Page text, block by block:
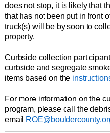
does not stop, it is likely that
that has not been put in front
truck(s) will be by soon to
property.
Curbside collection
curbside and segregate
items based on the in
For more information on the
program, please call the
email